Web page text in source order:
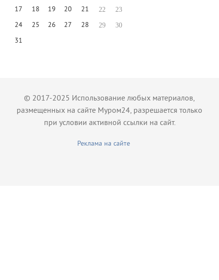
17 18 19 20 21 22 23
24 25 26 27 28 29 30
31
© 2017-2025 Использование любых материалов,
размещенных на сайте Муром24, разрешается только
при условии активной ссылки на сайт.
Реклама на сайте